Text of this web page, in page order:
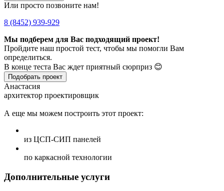
Или просто позвоните нам!
8 (8452) 939-929
Мы подберем для Вас подходящий проект!
Пройдите наш простой тест, чтобы мы помогли Вам
определиться.
В конце теста Вас ждет приятный сюрприз 😊
Подобрать проект
Анастасия
архитектор проектировщик
А еще мы можем построить этот проект:
из ЦСП-СИП панелей
по каркасной технологии
Дополнительные услуги